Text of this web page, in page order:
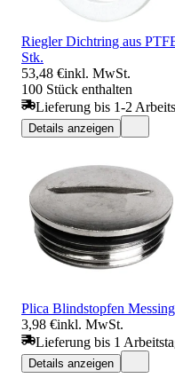
Riegler Dichtring aus
Stk.
53,48 €inkl. MwSt.
100 Stück enthalten
Lieferung bis 1-2
Details anzeigen
Plica Blindstopfen
3,98 €inkl. MwSt.
Lieferung bis 1
Details anzeigen